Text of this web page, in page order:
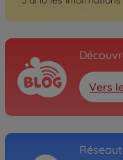
Vers